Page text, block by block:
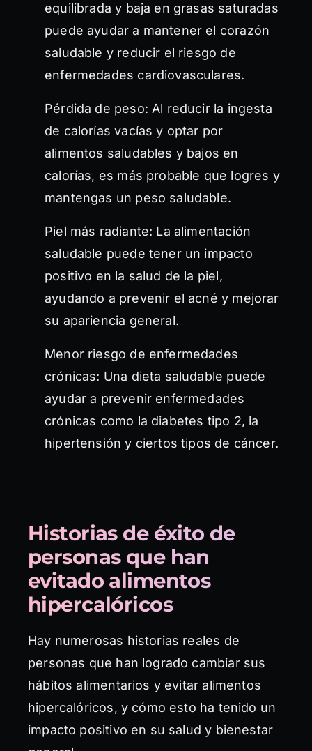
equilibrada y baja en grasas saturadas
puede ayudar a mantener el corazón
saludable y reducir el riesgo de
enfermedades cardiovasculares.
Pérdida de peso: Al reducir la ingesta
de calorías vacías y optar por
alimentos saludables y bajos en
calorías, es más probable que logres y
mantengas un peso saludable.
Piel más radiante: La alimentación
saludable puede tener un impacto
positivo en la salud de la piel,
ayudando a prevenir el acné y mejorar
su apariencia general.
Menor riesgo de enfermedades
crónicas: Una dieta saludable puede
ayudar a prevenir enfermedades
crónicas como la diabetes tipo 2, la
hipertensión y ciertos tipos de cáncer.
Historias de éxito de
personas que han
evitado alimentos
hipercalóricos
Hay numerosas historias reales de
personas que han logrado cambiar sus
hábitos alimentarios y evitar alimentos
hipercalóricos, y cómo esto ha tenido un
impacto positivo en su salud y bienestar